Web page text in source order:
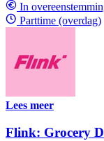
In
Parttime (overdag)
Lees meer
Flink: Grocery